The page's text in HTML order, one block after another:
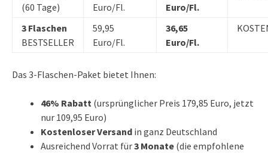
(60 Tage)
Euro/Fl.
Euro/Fl.
3 Flaschen
BESTSELLER
59,95
Euro/Fl.
36,65
Euro/Fl.
Das 3-Flaschen-Paket bietet Ihnen:
46% Rabatt (ursprünglicher Preis 179,85 Euro, jetzt
nur 109,95 Euro)
Kostenloser Versand in ganz Deutschland
Ausreichend Vorrat für3 Monate (die empfohlene